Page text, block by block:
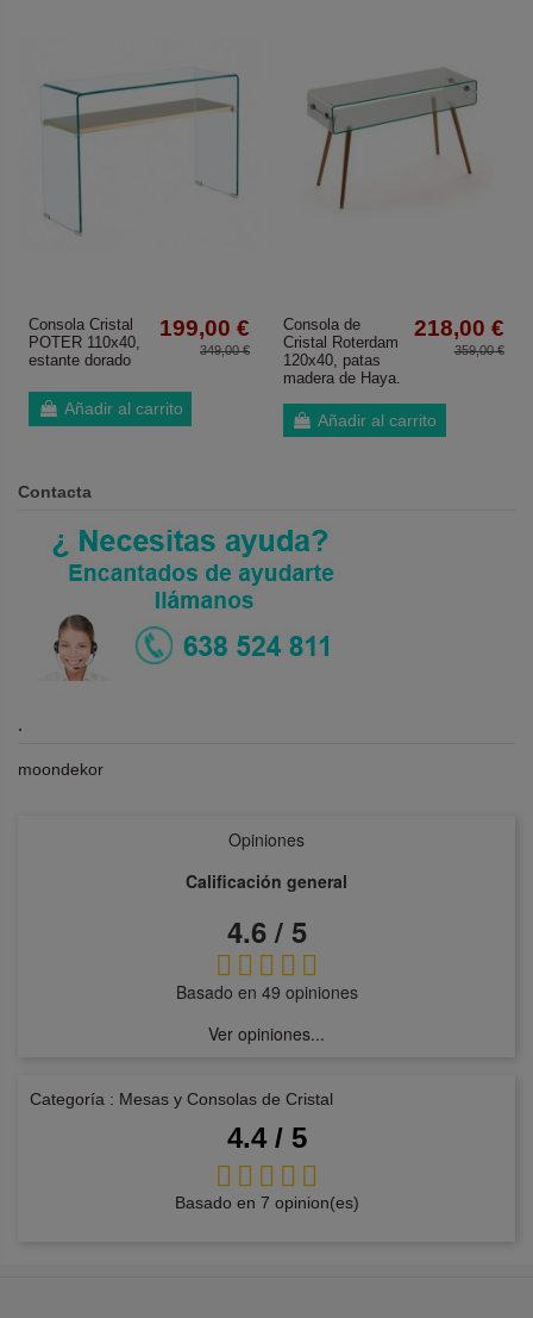
Consola Cristal
POTER 110x40,
estante dorado
199,00 €
349,00 €
Añadir al carrito
Consola de
Cristal Roterdam
120x40, patas
madera de Haya.
218,00 €
359,00 €
Añadir al carrito
Contacta
.
moondekor
Opiniones
Calificación general
4.6 / 5
Basado en 49 opiniones
Ver opiniones...
Categoría : Mesas y Consolas de Cristal
4.4 / 5
Basado en 7 opinion(es)